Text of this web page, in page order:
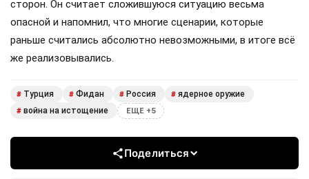
сторон. Он считает сложившуюся ситуацию весьма
опасной и напомнил, что многие сценарии, которые
раньше считались абсолютно невозможными, в итоге всё
же реализовывались.
# Турция # Фидан # Россия # ядерное оружие
# война на истощение ЕЩЕ +5
Поделиться